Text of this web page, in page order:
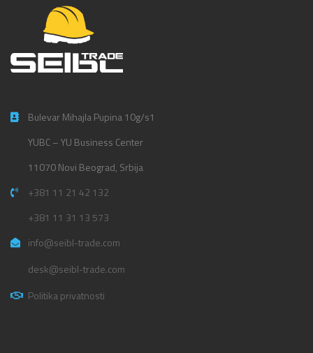
Bulevar Mihajla Pupina 10g/s1
YUBC – YU Business Center
11070 Novi Beograd, Srbija
+381 11 21 42 132
+381 11 31 13 573
info@seibl-trade.com
desk@seibl-trade.com
Politika privatnosti